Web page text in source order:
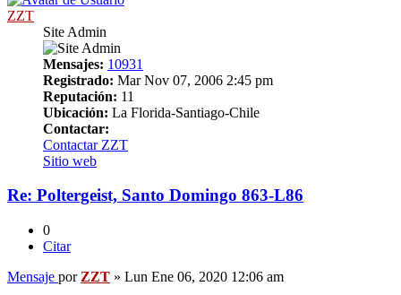
ZZT
Site Admin
Mensajes: 10931
Registrado: Mar Nov 07, 2006 2:45 pm
Reputación: 11
Ubicación: La Florida-Santiago-Chile
Contactar:
Contactar ZZT
Sitio web
Re: Poltergeist, Santo Domingo 863-L86
0
Citar
Mensaje por ZZT » Lun Ene 06, 2020 12:06 am